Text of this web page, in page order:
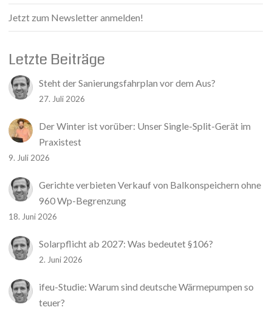
Jetzt zum Newsletter anmelden!
Letzte Beiträge
Steht der Sanierungsfahrplan vor dem Aus?
27. Juli 2026
Der Winter ist vorüber: Unser Single-Split-Gerät im
Praxistest
9. Juli 2026
Gerichte verbieten Verkauf von Balkonspeichern ohne
960 Wp-Begrenzung
18. Juni 2026
Solarpflicht ab 2027: Was bedeutet §106?
2. Juni 2026
ifeu-Studie: Warum sind deutsche Wärmepumpen so
teuer?